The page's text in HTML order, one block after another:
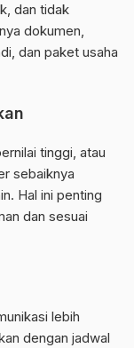
dan tidak
dokumen,
dan paket usaha
tinggi, atau
sebaiknya
Hal ini penting
dan sesuai
lebih
dengan jadwal